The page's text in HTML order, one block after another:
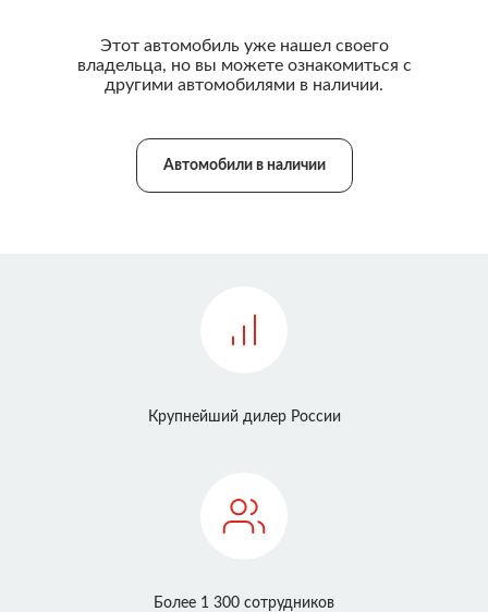
Этот автомобиль уже нашел своего
владельца, но вы можете ознакомиться с
другими автомобилями в наличии.
Автомобили в наличии
Крупнейший дилер России
Более 1 300 сотрудников